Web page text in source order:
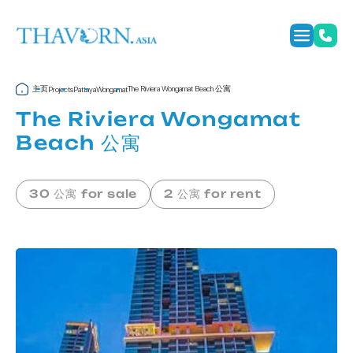
主页ProjectsPattayaWongamatThe Riviera Wongamat Beach 公寓
The Riviera Wongamat
Beach 公寓
30 公寓 for sale 2 公寓 for rent